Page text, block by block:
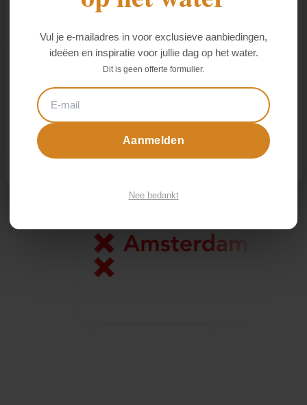
informatie die u aan ze heeft verstrekt of die ze hebben
We werken samen met29 derden die uw gegevens
kunnen ontvangen en verwerken.
Onze klanten
Vul je e-mailadres in voor exclusieve aanbiedingen,
ideëen en inspiratie voor jullie dag op het water.
Dit is geen offerte formulier.
Aanmelden
Nee bedankt